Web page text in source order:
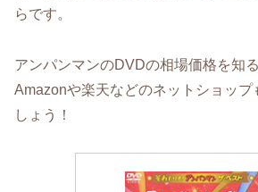
らです。
アンパンマンのDVDの相場価格を知
Amazonや楽天などのネットショップ
しょう！